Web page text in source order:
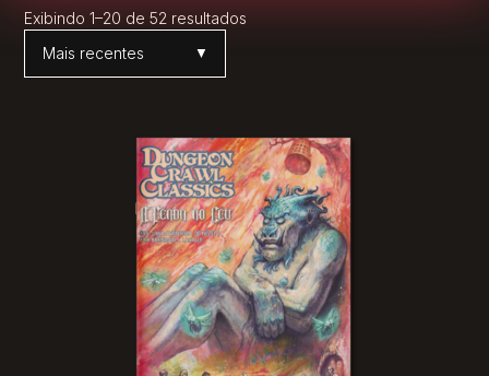
Exibindo 1–20 de 52 resultados
Ordenar por